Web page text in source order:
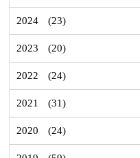
2024 (23)
2023 (20)
2022 (24)
2021 (31)
2020 (24)